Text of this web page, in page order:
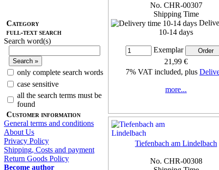
Category
full-text search
Search word(s)
only complete search words
case sensitive
all the search terms must be
found
Customer information
General terms and conditions
About Us
Privacy Policy
Shipping, Costs and payment
Return Goods Policy
Become author
No. CHR-00307
Shipping Time
10-14 days
Exemplar
21,99 €
7% VAT included, plus
more...
Tiefenbach am Lindelbach
No. CHR-00308